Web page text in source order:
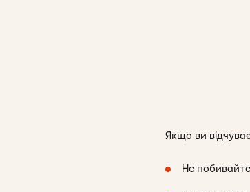
Якщо ви
Не